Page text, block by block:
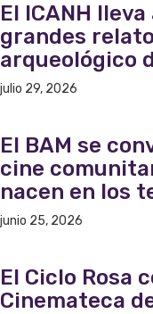
El ICANH
grandes
arqueológico
julio 29, 2026
El BAM se
cine
nacen en los
junio 25, 2026
El Ciclo Rosa
Cinemateca